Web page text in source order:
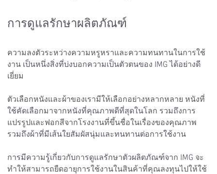
การดูแลรักษาผลิตภัณฑ์
ความลงตัวระหว่างความหรูหราและความทนทานในการใช้
งาน เป็นหนึ่งสิ่งที่บ่งบอกความเป็นตัวตนของ IMG ได้อย่างดี
เยี่ยม
ตัวเลือกหนังและผ้าของเรามีให้เลือกอย่างหลากหลาย หนังที่
ใช้คัดเลือกมาจากหนังที่คุณภาพดีที่สุดในโลก รวมถึงการ
แปรรูปและฟอกสีจากโรงงานที่ขึ้นชื่อในเรื่องของคุณภาพ
รวมถึงผ้าที่มีเส้นใยสัมผัสนุ่มและทนทานต่อการใช้งาน
การมีความรู้เกี่ยวกับการดูแลรักษาตัวผลิตภัณฑ์จาก IMG จะ
ทำให้สามารถยืดอายุการใช้งานในสินค้าที่คุณลงทุนไปให้ใช้